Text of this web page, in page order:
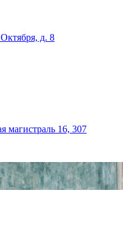
д. 8
магистраль 16, 307